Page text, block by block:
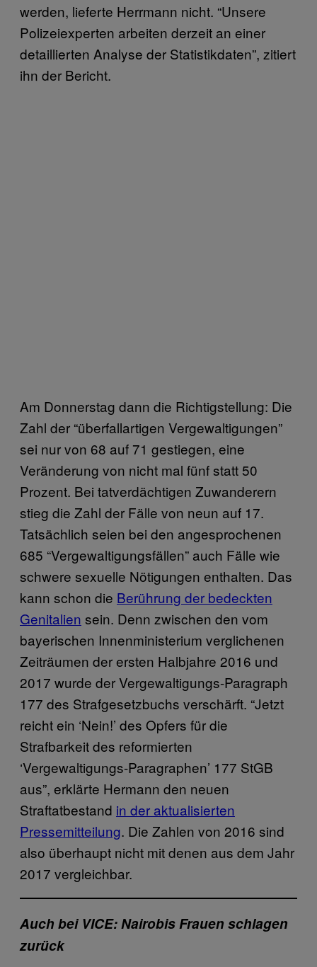
werden, lieferte Herrmann nicht. “Unsere
Polizeiexperten arbeiten derzeit an einer
detaillierten Analyse der Statistikdaten”, zitiert
ihn der Bericht.
Am Donnerstag dann die Richtigstellung: Die
Zahl der “überfallartigen Vergewaltigungen”
sei nur von 68 auf 71 gestiegen, eine
Veränderung von nicht mal fünf statt 50
Prozent. Bei tatverdächtigen Zuwanderern
stieg die Zahl der Fälle von neun auf 17.
Tatsächlich seien bei den angesprochenen
685 “Vergewaltigungsfällen” auch Fälle wie
schwere sexuelle Nötigungen enthalten. Das
kann schon die Berührung der bedeckten
Genitalien sein. Denn zwischen den vom
bayerischen Innenministerium verglichenen
Zeiträumen der ersten Halbjahre 2016 und
2017 wurde der Vergewaltigungs-Paragraph
177 des Strafgesetzbuchs verschärft. “Jetzt
reicht ein ‘Nein!’ des Opfers für die
Strafbarkeit des reformierten
‘Vergewaltigungs-Paragraphen’ 177 StGB
aus”, erklärte Hermann den neuen
Straftatbestand in der aktualisierten
Pressemitteilung. Die Zahlen von 2016 sind
also überhaupt nicht mit denen aus dem Jahr
2017 vergleichbar.
Auch bei VICE: Nairobis Frauen schlagen
zurück